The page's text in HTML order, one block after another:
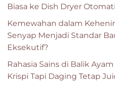
Biasa ke Dish Dryer
Kemewahan dalam
Senyap Menjadi Standar
Eksekutif?
Rahasia Sains di Balik
Krispi Tapi Daging Tetap